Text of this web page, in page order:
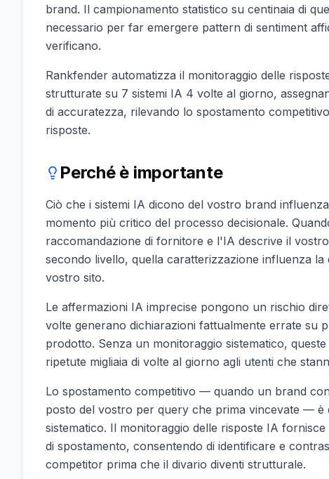
brand. Il campionamento statistico su centinaia di
necessario per far emergere pattern di sentiment
verificano.
Rankfender automatizza il monitoraggio delle
strutturate su 7 sistemi IA 4 volte al giorno,
di accuratezza, rilevando lo spostamento
risposte.
Perché è importante
Ciò che i sistemi IA dicono del vostro brand
momento più critico del processo decisionale.
raccomandazione di fornitore e l'IA descrive il
secondo livello, quella caratterizzazione influenza
vostro sito.
Le affermazioni IA imprecise pongono un rischio
volte generano dichiarazioni fattualmente errate su
prodotto. Senza un monitoraggio sistematico,
ripetute migliaia di volte al giorno agli utenti che
Lo spostamento competitivo — quando un brand
posto del vostro per query che prima vincevate — è
sistematico. Il monitoraggio delle risposte IA
di spostamento, consentendo di identificare e
competitor prima che il divario diventi strutturale.